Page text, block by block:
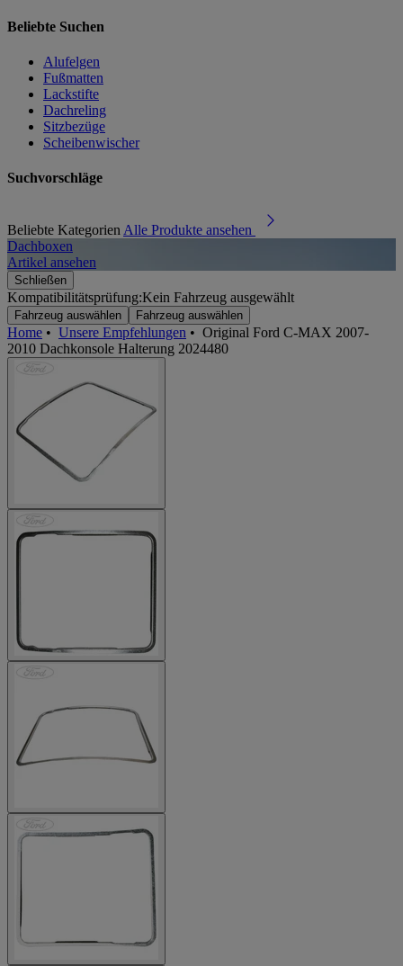
Beliebte Suchen
Alufelgen
Fußmatten
Lackstifte
Dachreling
Sitzbezüge
Scheibenwischer
Suchvorschläge
Beliebte Kategorien Alle Produkte ansehen
Dachboxen
Artikel ansehen
Schließen
Kompatibilitätsprüfung:Kein Fahrzeug ausgewählt
Fahrzeug auswählen Fahrzeug auswählen
Home • Unsere Empfehlungen • Original Ford C-MAX 2007-
2010 Dachkonsole Halterung 2024480